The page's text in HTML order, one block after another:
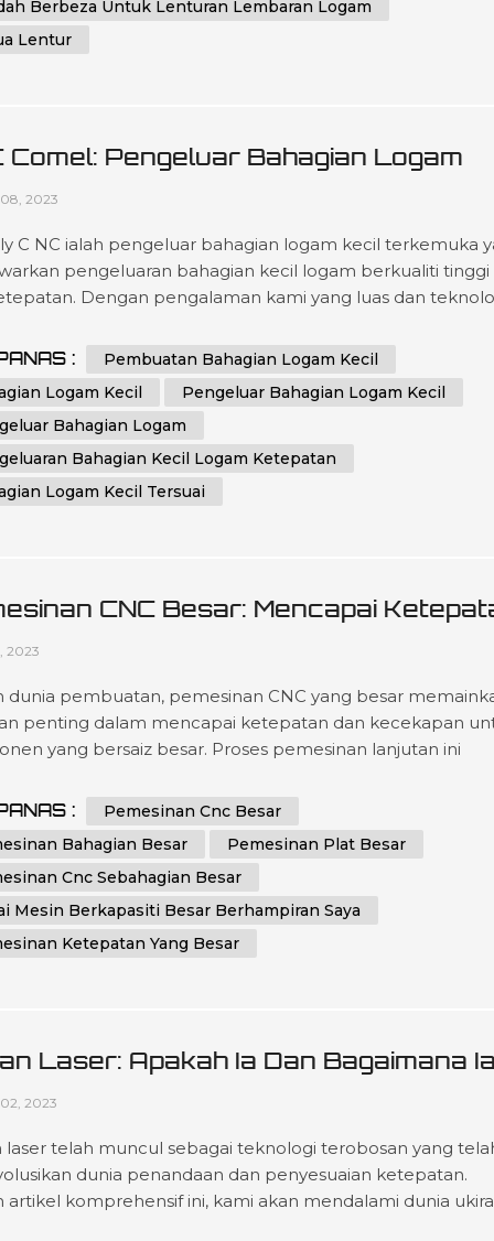
Berbeza Untuk Lenturan Lembaran Logam
Lentur
Comel: Pengeluar Bahagian Logam
Anda Yang Dipercayai
2023
C NC ialah pengeluar bahagian logam kecil terkemuka
pengeluaran bahagian kecil logam berkualiti tinggi
Dengan pengalaman kami yang luas dan
keperluan khusus anda. CNC comely pakar
perkhidmatan fab...
:
Pembuatan Bahagian Logam Kecil
Logam Kecil
Pengeluar Bahagian Logam Kecil
Bahagian Logam
Bahagian Kecil Logam Ketepatan
Logam Kecil Tersuai
CNC Besar: Mencapai
Kecekapan Dalam Pembuatan
2023
dunia pembuatan, pemesinan CNC yang besar
penting dalam mencapai ketepatan dan kecekapan
yang bersaiz besar. Proses pemesinan lanjutan ini
dan memotong bahan dengan ketepatan yang tiada
bersaiz besar bergantung pad...
:
Pemesinan Cnc Besar
Bahagian Besar
Pemesinan Plat Besar
Cnc Sebahagian Besar
Mesin Berkapasiti Besar Berhampiran Saya
Ketepatan Yang Besar
Laser: Apakah Ia Dan Bagaimana Ia
2023
laser telah muncul sebagai teknologi terobosan yang
dunia penandaan dan penyesuaian ketepatan.
artikel komprehensif ini, kami akan mendalami dunia